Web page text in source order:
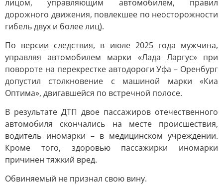
лицом, управляющим автомобилем, правил
дорожного движения, повлекшее по неосторожности
гибель двух и более лиц).
По версии следствия, в июле 2025 года мужчина,
управляя автомобилем марки «Лада Ларгус» при
повороте на перекрестке автодороги Уфа – Оренбург
допустил столкновение с машиной марки «Киа
Оптима», двигавшейся по встречной полосе.
В результате ДТП двое пассажиров отечественного
автомобиля скончались на месте происшествия,
водитель иномарки – в медицинском учреждении.
Кроме того, здоровью пассажирки иномарки
причинен тяжкий вред.
Обвиняемый не признал свою вину.